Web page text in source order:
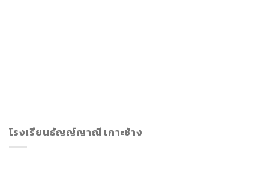
โรงเรียนธัญญ์ญาณี เกาะช้าง